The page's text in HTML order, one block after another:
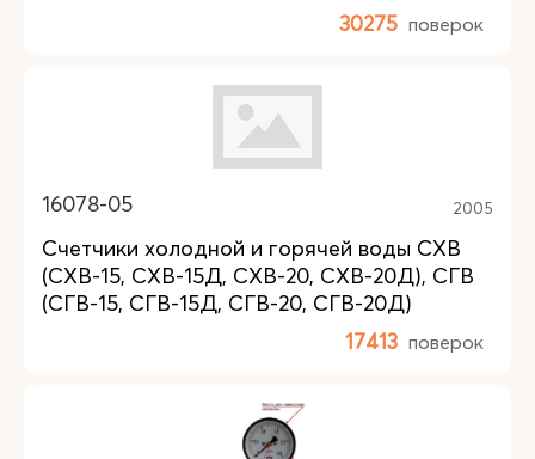
30275 поверок
16078-05 2005
Счетчики холодной и горячей воды СХВ
(СХВ-15, СХВ-15Д, СХВ-20, СХВ-20Д), СГВ
(СГВ-15, СГВ-15Д, СГВ-20, СГВ-20Д)
17413 поверок